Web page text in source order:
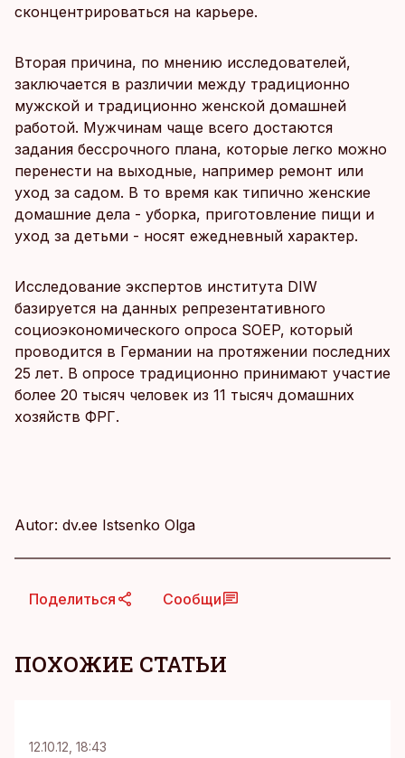
сконцентрироваться на карьере.
Вторая причина, по мнению исследователей,
заключается в различии между традиционно
мужской и традиционно женской домашней
работой. Мужчинам чаще всего достаются
задания бессрочного плана, которые легко можно
перенести на выходные, например ремонт или
уход за садом. В то время как типично женские
домашние дела - уборка, приготовление пищи и
уход за детьми - носят ежедневный характер.
Исследование экспертов института DIW
базируется на данных репрезентативного
социоэкономического опроса SOEP, который
проводится в Германии на протяжении последних
25 лет. В опросе традиционно принимают участие
более 20 тысяч человек из 11 тысяч домашних
хозяйств ФРГ.
Autor: dv.ee Istsenko Olga
Поделиться Сообщи
ПОХОЖИЕ СТАТЬИ
12.10.12, 18:43